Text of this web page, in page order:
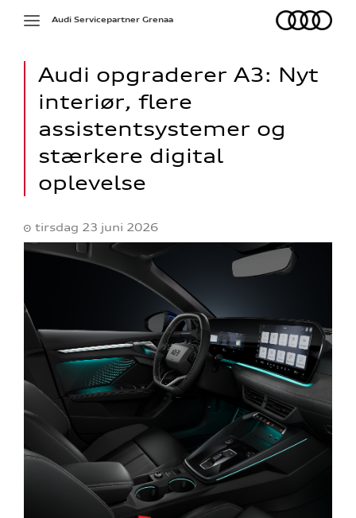
Toggle
Audi
Audi Servicepartner Grenaa
Audi opgraderer A3: Nyt
interiør, flere
assistentsystemer og
stærkere digital
oplevelse
tirsdag 23 juni 2026